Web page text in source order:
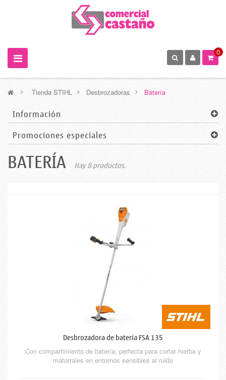
0
> Tienda STIHL > Desbrozadoras > Batería
Información
Promociones especiales
BATERÍA Hay 8 productos.
Desbrozadora de batería FSA 135
Con compartimiento de batería, perfecta para cortar hierba y
matorrales en entornos sensibles al ruido